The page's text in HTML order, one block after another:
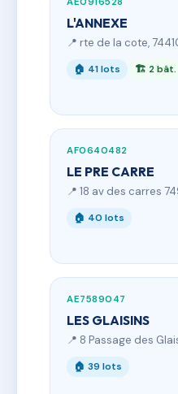
L'ANNEXE
📍 rte de la cote,
🏠 41 lots 🏗 2 bât.
AF0640482
LE PRE CARRE
📍 18 av des carres
🏠 40 lots
AE7589047
LES GLAISINS
📍 8 Passage des
🏠 39 lots